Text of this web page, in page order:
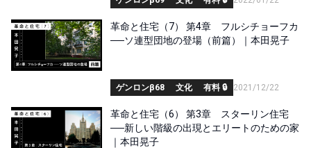
革命と住宅（7） 第4章 フルシチョーフカ
──ソ連型団地の登場（前篇）｜本田晃子
ゲンロンβ68 文化 有料 🔒 2021/12/22
革命と住宅（6） 第3章 スターリン住宅
──新しい階級の出現とエリートのための家
｜本田晃子